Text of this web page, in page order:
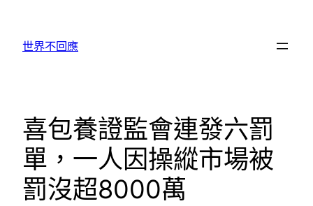
世界不回應
喜包養證監會連發六罰
單，一人因操縱市場被
罰沒超8000萬